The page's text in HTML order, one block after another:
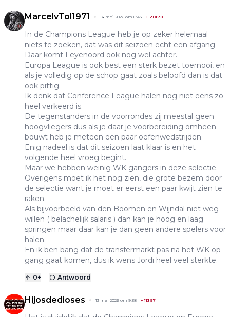
MarcelvTol1971 14 mei 2026 om 8:43 + 20178
In de Champions League heb je op zeker helemaal
niets te zoeken, dat was dit seizoen echt een afgang.
Daar komt Feyenoord ook nog wel achter.
Europa League is ook best een sterk bezet toernooi, en
als je volledig op de schop gaat zoals beloofd dan is dat
ook pittig.
Ik denk dat Conference League halen nog niet eens zo
heel verkeerd is.
De tegenstanders in de voorrondes zij meestal geen
hoogvliegers dus als je daar je voorbereiding omheen
bouwt heb je meteen een paar oefenwedstrijden.
Enig nadeel is dat dit seizoen laat klaar is en het
volgende heel vroeg begint.
Maar we hebben weinig WK gangers in deze selectie.
Overigens moet ik het nog zien, die grote bezem door
de selectie want je moet er eerst een paar kwijt zien te
raken.
Als bijvoorbeeld van den Boomen en Wijndal niet weg
willen ( belachelijk salaris ) dan kan je hoog en laag
springen maar daar kan je dan geen andere spelers voor
halen.
En ik ben bang dat de transfermarkt pas na het WK op
gang gaat komen, dus ik wens Jordi heel veel sterkte.
0+ Antwoord
Hijosdedioses 13 mei 2026 om 9:38 +11397